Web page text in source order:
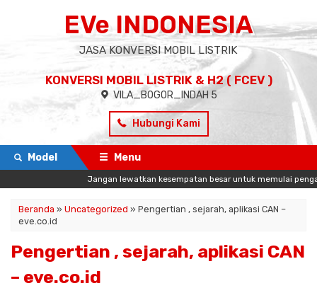
EVe INDONESIA
JASA KONVERSI MOBIL LISTRIK
KONVERSI MOBIL LISTRIK & H2 ( FCEV )
VILA_BOGOR_INDAH 5
Hubungi Kami
Model Menu
Jangan lewatkan kesempatan besar untuk memulai
Beranda » Uncategorized » Pengertian , sejarah, aplikasi CAN –
eve.co.id
Pengertian , sejarah, aplikasi CAN
– eve.co.id